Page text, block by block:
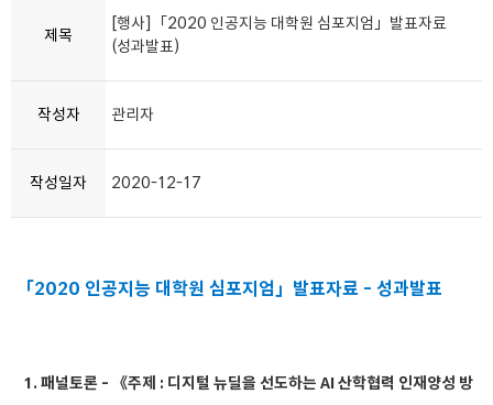
제목
[행사]「2020 인공지능 대학원 심포지엄」발표자료
(성과발표)
작성자 관리자
작성일자 2020-12-17
「2020 인공지능 대학원 심포지엄」발표자료 - 성과발표
1. 패널토론 - 《주제 : 디지털 뉴딜을 선도하는 AI 산학협력 인재양성 방